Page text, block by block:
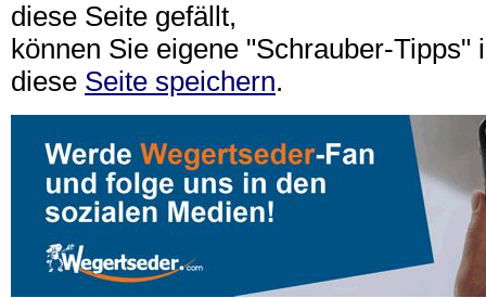
diese Seite gefällt,
können Sie eigene "Schrauber-Tipps"
diese Seite speichern.